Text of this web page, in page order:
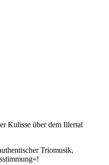
Kulisse über dem Illertal
Triomusik,